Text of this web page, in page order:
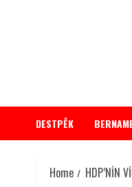
DESTPÊK
Home HDP’NİN